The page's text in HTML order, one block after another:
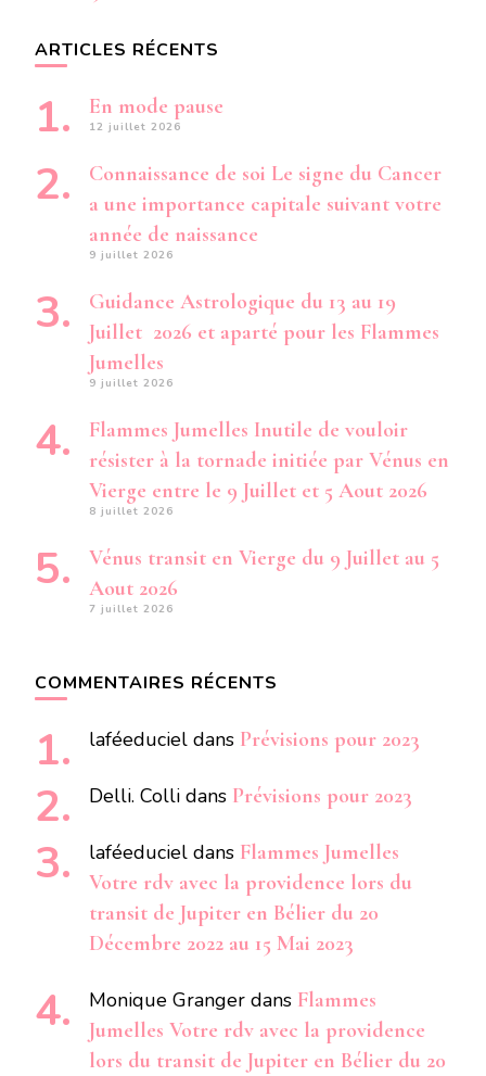
ARTICLES RÉCENTS
En mode pause
12 juillet 2026
Connaissance de soi Le signe du Cancer
a une importance capitale suivant votre
année de naissance
9 juillet 2026
Guidance Astrologique du 13 au 19
Juillet 2026 et aparté pour les Flammes
Jumelles
9 juillet 2026
Flammes Jumelles Inutile de vouloir
résister à la tornade initiée par Vénus en
Vierge entre le 9 Juillet et 5 Aout 2026
8 juillet 2026
Vénus transit en Vierge du 9 Juillet au 5
Aout 2026
7 juillet 2026
COMMENTAIRES RÉCENTS
laféeduciel dans Prévisions pour 2023
Delli. Colli dans Prévisions pour 2023
laféeduciel dans Flammes Jumelles
Votre rdv avec la providence lors du
transit de Jupiter en Bélier du 20
Décembre 2022 au 15 Mai 2023
Monique Granger dans Flammes
Jumelles Votre rdv avec la providence
lors du transit de Jupiter en Bélier du 20